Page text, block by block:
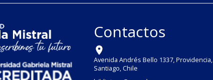
Contactos
Avenida Andrés Bello 1337, Providencia,
Santiago, Chile